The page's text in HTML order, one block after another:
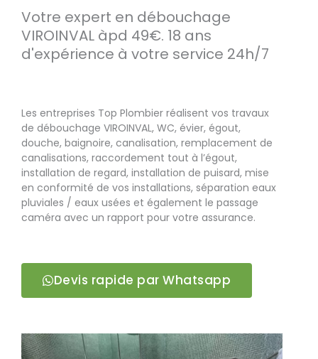
Votre expert en débouchage
VIROINVAL àpd 49€. 18 ans
d'expérience à votre service 24h/7
Les entreprises Top Plombier réalisent vos travaux
de débouchage VIROINVAL, WC, évier, égout,
douche, baignoire, canalisation, remplacement de
canalisations, raccordement tout à l’égout,
installation de regard, installation de puisard, mise
en conformité de vos installations, séparation eaux
pluviales / eaux usées et également le passage
caméra avec un rapport pour votre assurance.
Devis rapide par Whatsapp